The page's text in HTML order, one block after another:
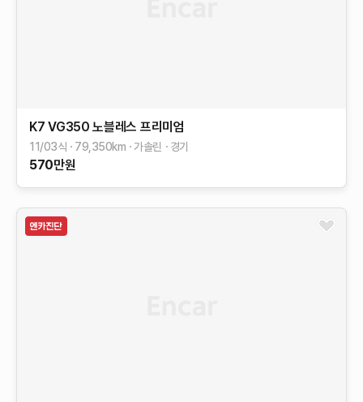
K7 VG350 노블레스 프리미엄
11/03식 79,350km 가솔린 경기
570만원